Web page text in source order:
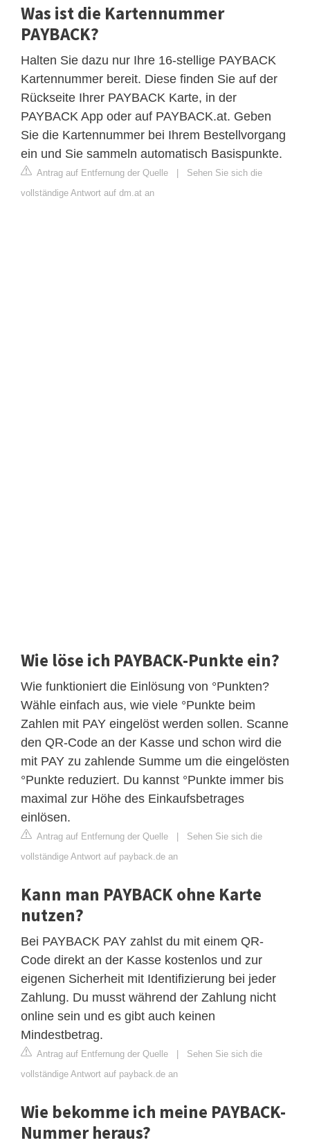
Was ist die Kartennummer
PAYBACK?
Halten Sie dazu nur Ihre 16-stellige PAYBACK
Kartennummer bereit. Diese finden Sie auf der
Rückseite Ihrer PAYBACK Karte, in der
PAYBACK App oder auf PAYBACK.at. Geben
Sie die Kartennummer bei Ihrem Bestellvorgang
ein und Sie sammeln automatisch Basispunkte.
Antrag auf Entfernung der Quelle | Sehen Sie sich die
vollständige Antwort auf dm.at an
Wie löse ich PAYBACK-Punkte ein?
Wie funktioniert die Einlösung von °Punkten?
Wähle einfach aus, wie viele °Punkte beim
Zahlen mit PAY eingelöst werden sollen. Scanne
den QR-Code an der Kasse und schon wird die
mit PAY zu zahlende Summe um die eingelösten
°Punkte reduziert. Du kannst °Punkte immer bis
maximal zur Höhe des Einkaufsbetrages
einlösen.
Antrag auf Entfernung der Quelle | Sehen Sie sich die
vollständige Antwort auf payback.de an
Kann man PAYBACK ohne Karte
nutzen?
Bei PAYBACK PAY zahlst du mit einem QR-
Code direkt an der Kasse kostenlos und zur
eigenen Sicherheit mit Identifizierung bei jeder
Zahlung. Du musst während der Zahlung nicht
online sein und es gibt auch keinen
Mindestbetrag.
Antrag auf Entfernung der Quelle | Sehen Sie sich die
vollständige Antwort auf payback.de an
Wie bekomme ich meine PAYBACK-
Nummer heraus?